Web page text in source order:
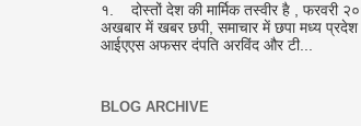
१. दोस्तों देश की मार्मिक तस्वीर है , फरवरी
अखबार में खबर छपी, समाचार में छपा मध्य
आईएएस अफसर दंपति अरविंद और टी...
BLOG ARCHIVE